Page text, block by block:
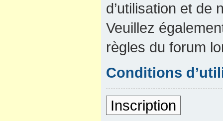
d’utilisation et de
Veuillez
règles du forum
Conditions
Inscription